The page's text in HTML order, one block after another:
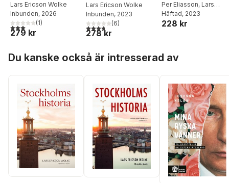
kampen om makten
1598-99
Lars Ericson Wolke
Inbunden, 2026
3,0utav 5 stjärnor. Totalt antal röster:
(1)
279 kr
Lars Ericson Wolke
Inbunden, 2023
3,7utav 5 stjärnor. Totalt antal röster:
(6)
278 kr
förutsättningar för
att genomföra
väpnad strid i
Per Eliasson, Lars
Ericson Wolke
Häftad, 2023
228 kr
Du kanske också är intresserad av